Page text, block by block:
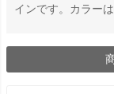
インです。カラー